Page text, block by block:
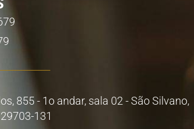
855 - 1o andar, sala 02 - São Silvano,
131